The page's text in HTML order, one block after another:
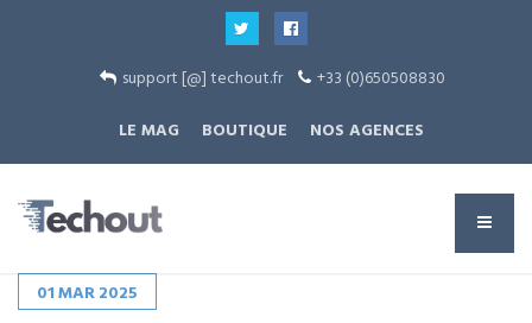
support [@] techout.fr
+33 (0)650508830
LE MAG
BOUTIQUE NOS AGENCES
01MAR2025